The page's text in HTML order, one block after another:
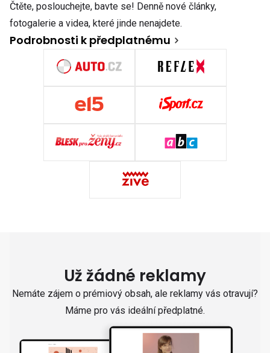
Čtěte, poslouchejte, bavte se! Denně nové články,
fotogalerie a videa, které jinde nenajdete.
Podrobnosti k předplatnému
Už žádné reklamy
Nemáte zájem o prémiový obsah, ale reklamy vás otravují?
Máme pro vás ideální předplatné.